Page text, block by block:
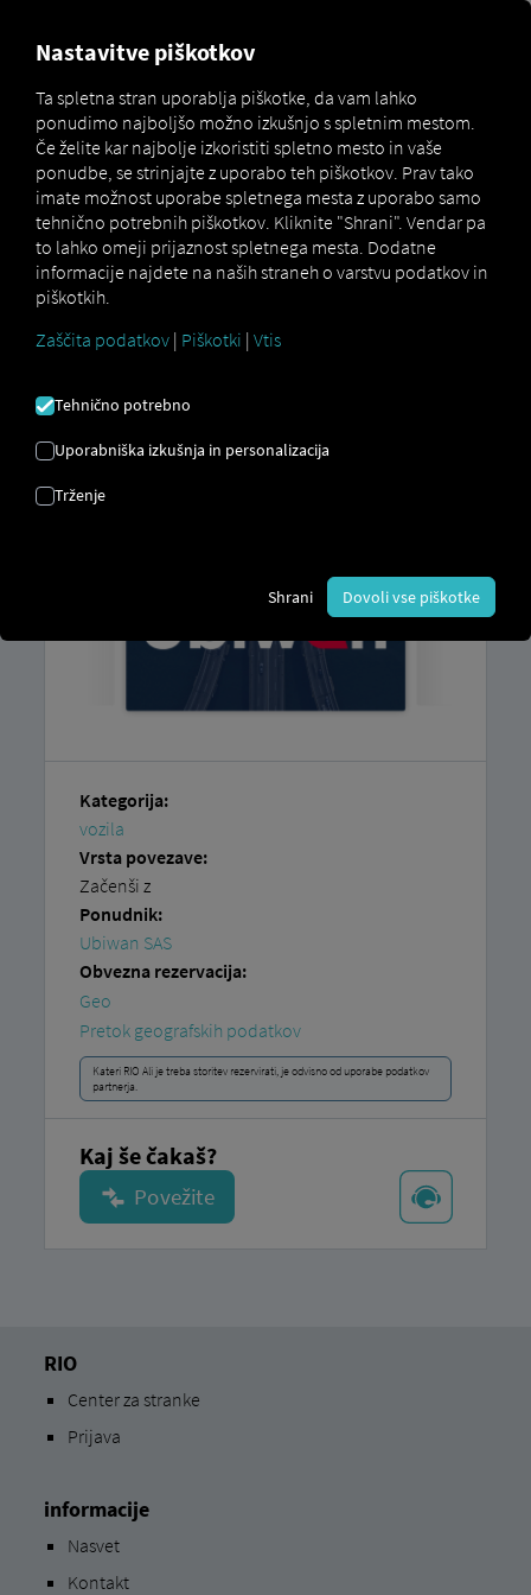
Marketplace Connectors Ubiwan Connect
UBISOFT CONNECT
Integracija zunanjega ponudnika
Ali že uporabljate storitve
storitev. Potrebujete le dostop do
Kategorija:
vozila
Vrsta povezave:
Začenši z
Ponudnik:
Ubiwan SAS
Obvezna rezervacija:
Geo
Pretok geografskih podatkov
Kateri RIO Ali je treba storitev rezervirati, je odvisno od uporabe podatkov
partnerja.
Kaj še čakaš?
RIO
Center za stranke
Prijava
informacije
Nasvet
Kontakt
Nastavitve piškotkov
Ta spletna stran uporablja piškotke, da vam lahko
ponudimo najboljšo možno izkušnjo s spletnim mestom.
Če želite kar najbolje izkoristiti spletno mesto in vaše
ponudbe, se strinjajte z uporabo teh piškotkov. Prav tako
imate možnost uporabe spletnega mesta z uporabo samo
tehnično potrebnih piškotkov. Kliknite "Shrani". Vendar pa
to lahko omeji prijaznost spletnega mesta. Dodatne
informacije najdete na naših straneh o varstvu podatkov in
piškotkih.
Zaščita podatkov | Piškotki | Vtis
Tehnično potrebno
Uporabniška izkušnja in personalizacija
Trženje
Shrani Dovoli vse piškotke